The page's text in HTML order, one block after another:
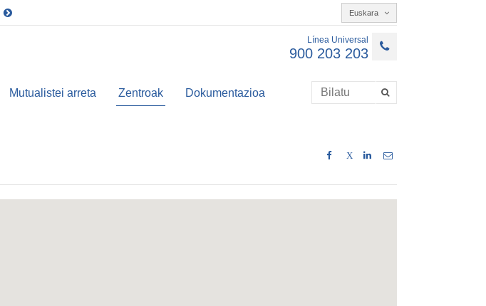
Euskara
Línea Universal
900 203 203
Mutualistei arreta Zentroak Dokumentazioa
X